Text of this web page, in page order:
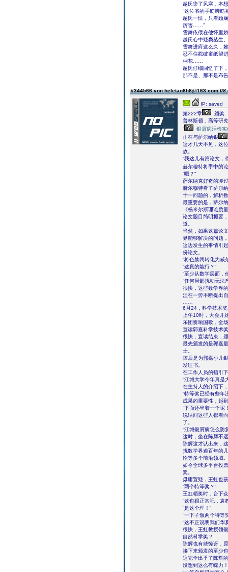
越氏染了风寒，本
“这位爷的手筋脚筋
越氏一怔，只看顾
厉害……”
雪舞依偎在他怀里
越氏心中疑窦丛生。
雪舞进府这么久，
忍不住戳破窗纸望
桐花……
越氏仔细回忆了下
那不是、那不是布
#344566 von heletao8h8@163.com
IP: saved
第222章
颁奖
普林斯顿，高等研
“
银屑病活检实
正在与萨尔纳银
这才几天不见，这
故。
“我这儿有篇论文，
赫尔穆特将手中的
“哦？”
萨尔纳克好奇的凑
赫尔穆特看了萨尔
十一问题的，解析
最重要的是，萨尔
《杨米尔斯理论质
论文题目简明扼要
道。
当然，如果这篇论
界能够解决的问题
这边发生的事情引
份论文。
“将色禁闭转化为威
“这真的能行？”
“至少从数学层面，
“任何局部扰动无法
很快，这些数学界
涅在一旁不断提出
6月24，科学技术
上午10时，大会开
乐团奏响国歌，全
宣读郭嘉科学技术
很快，宣读结束，
最先颁发的是郭嘉
士。
随后是为郭嘉小儿
发证书。
在工作人员的指引
“江城大学今年真是
在主持人的介绍下
“特等奖已经有些年
成果的重要性，起
“下面还坐着一个呢
说话间这些人都看
了。
“江城银屑病怎么防
这时，坐在陈辉不
陈辉这才认出来，
扰数学界逾百年的
论等多个前沿领域。
如今全球多平台投
奖。
毋庸置疑，王虹也
“两个特等奖？”
王虹领奖时，台下
“这也很正常吧，袁
“是这个理！”
“一下子颁两个特
“这不正说明我们华
很快，王虹教授领
自然科学奖？
陈辉也有些惊讶，
接下来颁发的至少
这完全出乎了陈辉
没想到这么有魄力！